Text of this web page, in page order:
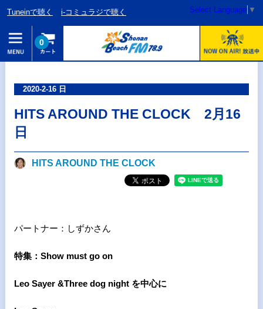
Tuneinで聴く i-コミュラジで聴く Select Language ▼
0
2020-2-16 日
HITS AROUND THE CLOCK 2月16
日
HITS AROUND THE CLOCK
パートナー：しずかさん
特集：Show must go on
Leo Sayer &Three dog night を中心に